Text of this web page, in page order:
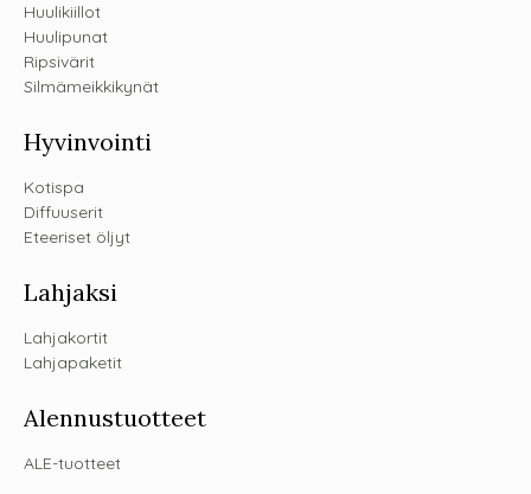
Huulikiillot
Huulipunat
Ripsivärit
Silmämeikkikynät
Hyvinvointi
Kotispa
Diffuuserit
Eteeriset öljyt
Lahjaksi
Lahjakortit
Lahjapaketit
Alennustuotteet
ALE-tuotteet